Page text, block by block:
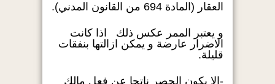
العقار (المادة 694 من القانون المدني).
و يعتبر الممر عكس ذلك اذا كانت
الاضرار عارضة و يمكن ازالتها بنفقات
قليلة.
-الا يكون الحصر ناتجا عن فعل مالك